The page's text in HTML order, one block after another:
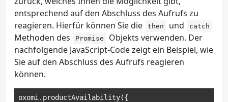
entsprechend auf den Abschluss des Aufrufs zu
reagieren. Hierfür können Sie die
then und catch
Methoden des Promise
Objekts verwenden. Der
nachfolgende JavaScript-Code zeigt ein Beispiel, wie
Sie auf den Abschluss des Aufrufs reagieren
können.
oxomi . productAvailability({